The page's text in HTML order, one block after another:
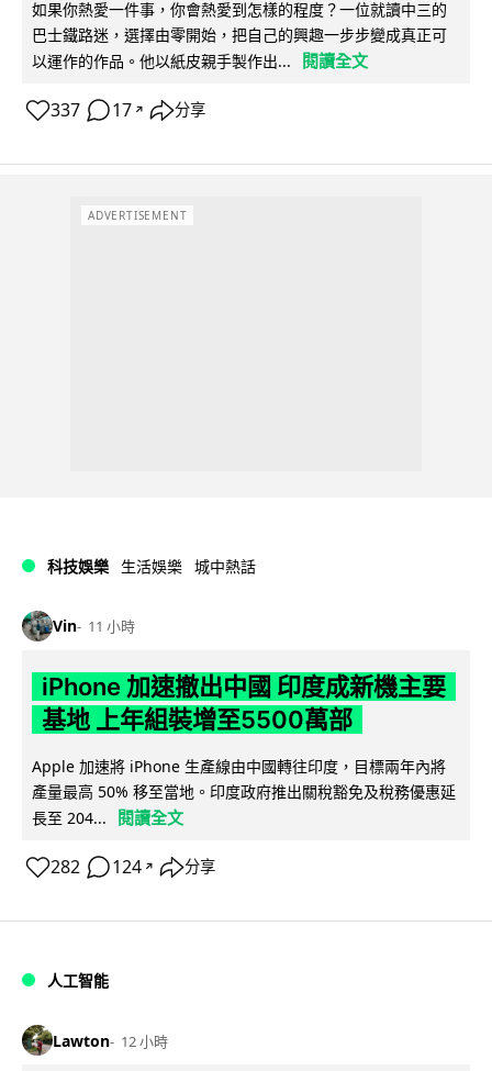
如果你熱愛一件事，你會熱愛到怎樣的程度？一位就讀中三的
巴士鐵路迷，選擇由零開始，把自己的興趣一步步變成真正可
以運作的作品。他以紙皮親手製作出...
閱讀全文
337 17 ↗ 分享
ADVERTISEMENT
科技娛樂 生活娛樂 城中熱話
Vin 11 小時
iPhone 加速撤出中國 印度成新機主要
基地 上年組裝增至5500萬部
Apple 加速將 iPhone 生產線由中國轉往印度，目標兩年內將
產量最高 50% 移至當地。印度政府推出關稅豁免及稅務優惠延
長至 204...
閱讀全文
282 124 ↗ 分享
人工智能
Lawton 12 小時